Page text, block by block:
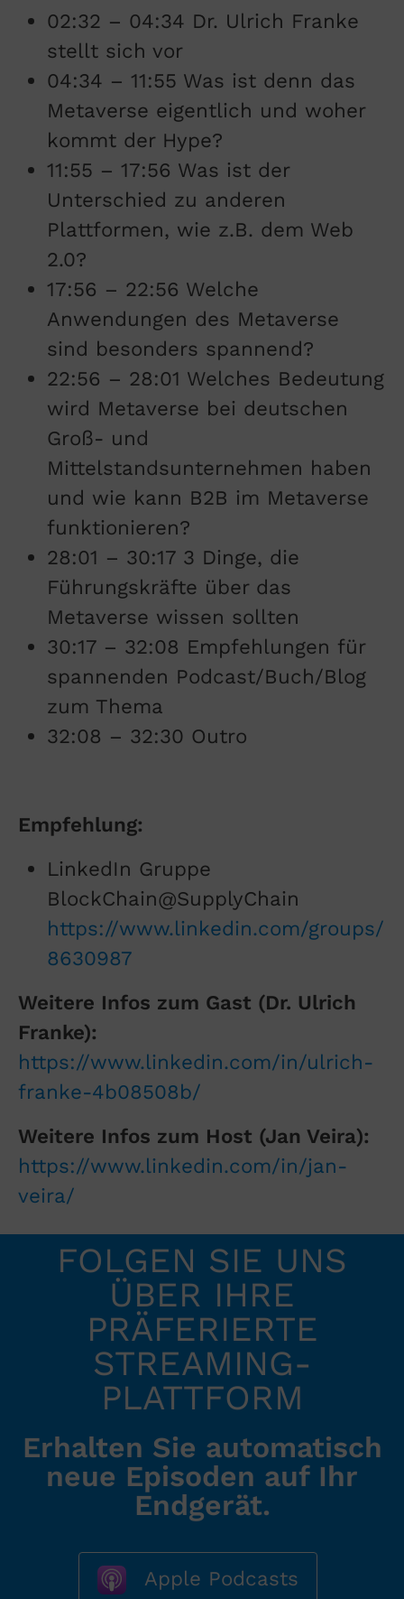
02:32 – 04:34 Dr. Ulrich Franke
stellt sich vor
04:34 – 11:55 Was ist denn das
Metaverse eigentlich und woher
kommt der Hype?
11:55 – 17:56 Was ist der
Unterschied zu anderen
Plattformen, wie z.B. dem Web
2.0?
17:56 – 22:56 Welche
Anwendungen des Metaverse
sind besonders spannend?
22:56 – 28:01 Welches Bedeutung
wird Metaverse bei deutschen
Groß- und
Mittelstandsunternehmen haben
und wie kann B2B im Metaverse
funktionieren?
28:01 – 30:17 3 Dinge, die
Führungskräfte über das
Metaverse wissen sollten
30:17 – 32:08 Empfehlungen für
spannenden Podcast/Buch/Blog
zum Thema
32:08 – 32:30 Outro
Empfehlung:
LinkedIn Gruppe
BlockChain@SupplyChain
https://www.linkedin.com/groups/
8630987
Weitere Infos zum Gast (Dr. Ulrich
Franke):
https://www.linkedin.com/in/ulrich-
franke-4b08508b/
Weitere Infos zum Host (Jan Veira):
https://www.linkedin.com/in/jan-
veira/
FOLGEN SIE UNS
ÜBER IHRE
PRÄFERIERTE
STREAMING-
PLATTFORM
Erhalten Sie automatisch
neue Episoden auf Ihr
Endgerät.
Apple Podcasts